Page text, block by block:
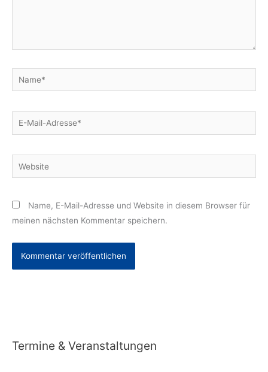
Name*
E-
Mail-
Website
Name, E-Mail-Adresse und Website in diesem Browser für
meinen nächsten Kommentar speichern.
Termine & Veranstaltungen